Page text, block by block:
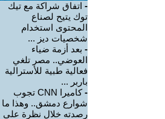
- اتفاق شراكة مع تيك
توك يتيح لصناع
المحتوى استخدام
شخصيات ديز ...
- بعد أزمة ضياء
العوضي.. مصر تلغي
فعالية طبية للأسترالية
باربر ...
-
كاميرا CNN تجوب
شوارع دمشق.. وهذا ما
رصدته خلال نظرة على